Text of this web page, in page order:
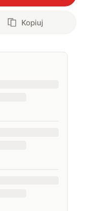
Kopiuj